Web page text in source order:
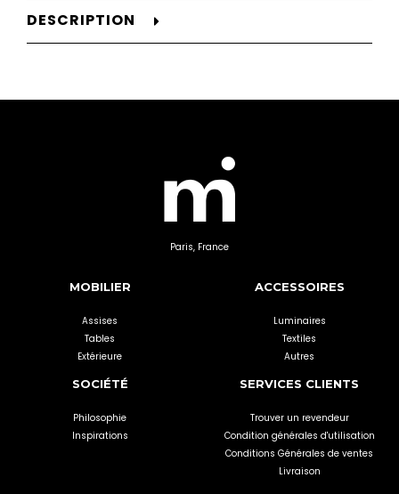
DESCRIPTION
Paris, France
MOBILIER
Assises
Tables
Extérieure
ACCESSOIRES
Luminaires
Textiles
Autres
SOCIÉTÉ
Philosophie
Inspirations
SERVICES CLIENTS
Trouver un revendeur
Condition générales d'utilisation
Conditions Générales de ventes
Livraison